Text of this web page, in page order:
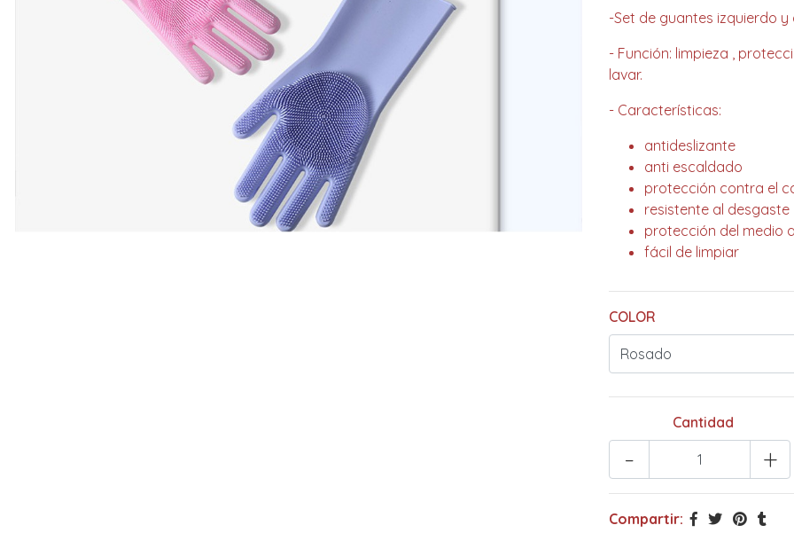
-Set de guantes izquierdo y
- Función: limpieza ,
lavar.
- Características:
antideslizante
anti escaldado
protección contra el
resistente al desgaste
protección del medio
fácil de limpiar
COLOR
Cantidad
+
-
Compartir: